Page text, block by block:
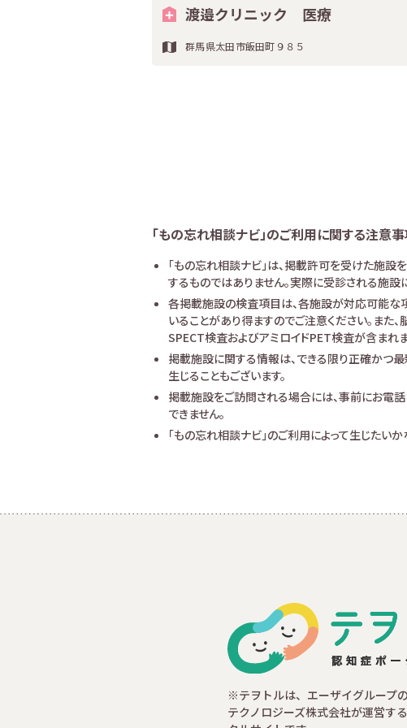
渡邉クリニック 医療
群馬県太田市飯田町９８５
「もの忘れ相談ナビ」のご利用に関する注意
「もの忘れ相談ナビ」は、掲載許可を受けた施設
するものではありません。実際に受診される施設
各掲載施設の検査項目は、各施設が対応可能な
いることがあり得ますのでご注意ください。また
SPECT検査およびアミロイドPET検査が含まれ
掲載施設に関する情報は、できる限り正確かつ
生じることもございます。
掲載施設をご訪問される場合には、事前にお電
できません。
「もの忘れ相談ナビ」のご利用によって生じたい
※テヲトルは、エーザイグループ
テクノロジーズ株式会社が運営す